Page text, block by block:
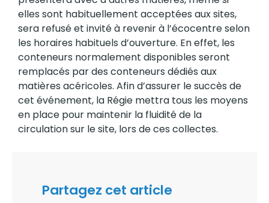
elles sont habituellement acceptées aux sites,
sera refusé et invité à revenir à l’écocentre selon
les horaires habituels d’ouverture. En effet, les
conteneurs normalement disponibles seront
remplacés par des conteneurs dédiés aux
matières acéricoles. Afin d’assurer le succès de
cet événement, la Régie mettra tous les moyens
en place pour maintenir la fluidité de la
circulation sur le site, lors de ces collectes.
Partagez cet article